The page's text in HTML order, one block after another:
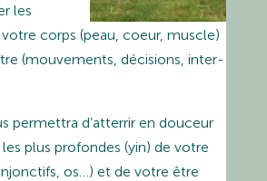
les
corps (peau, coeur, muscle)
(mouvements, décisions, inter-
permettra d’atterrir en douceur
les plus profondes (yin) de votre
os…) et de votre être